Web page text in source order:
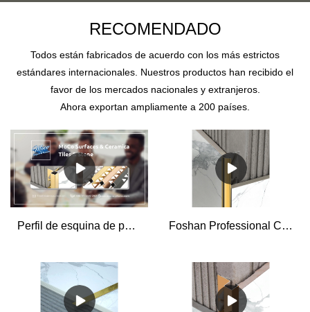
RECOMENDADO
Todos están fabricados de acuerdo con los más estrictos
estándares internacionales. Nuestros productos han recibido el
favor de los mercados nacionales y extranjeros.
Ahora exportan ampliamente a 200 países.
Perfil de esquina de pared de acero inoxidable de tira de metal de China de fabricantes de borde de ajuste de azulejo Foshan Professional Ceramic Tile Trim 304 Acero inoxidable Tile Edge Trim para fabricantes de decoración de pisos y paredes